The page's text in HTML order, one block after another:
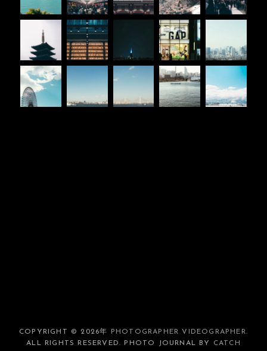
COPYRIGHT © 2026年 PHOTOGRAPHER VIDEOGRAPHER.
ALL RIGHTS RESERVED. PHOTO JOURNAL BY
CATCH